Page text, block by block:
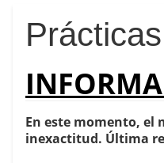
En este momento, el
inexactitud. Última